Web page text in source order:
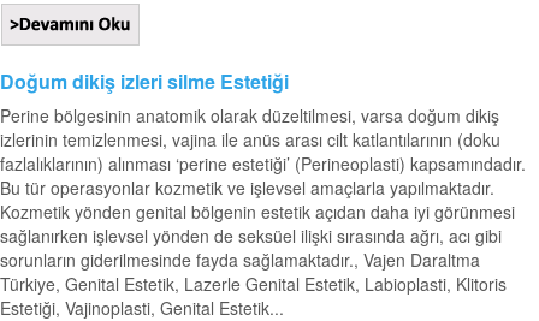
Doğum dikiş izleri silme Estetiği
Perine bölgesinin anatomik olarak düzeltilmesi, varsa doğum dikiş
izlerinin temizlenmesi, vajina ile anüs arası cilt katlantılarının (doku
fazlalıklarının) alınması ‘perine estetiği’ (Perineoplasti) kapsamındadır.
Bu tür operasyonlar kozmetik ve işlevsel amaçlarla yapılmaktadır.
Kozmetik yönden genital bölgenin estetik açıdan daha iyi görünmesi
sağlanırken işlevsel yönden de seksüel ilişki sırasında ağrı, acı gibi
sorunların giderilmesinde fayda sağlamaktadır., Vajen Daraltma
Türkiye, Genital Estetik, Lazerle Genital Estetik, Labioplasti, Klitoris
Estetiği, Vajinoplasti, Genital Estetik...